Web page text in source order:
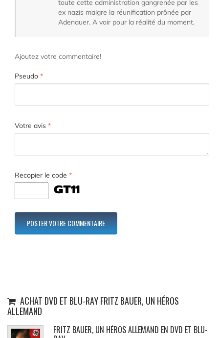
toute cette administration gangrenée par les
ex nazis malgre la réunification prônée par
Adenauer. A voir pour la réalité du moment.
Ajoutez votre commentaire!
Pseudo *
Votre avis *
Recopier le code *
ACHAT DVD ET BLU-RAY FRITZ BAUER, UN HÉROS
ALLEMAND
FRITZ BAUER, UN HÉROS ALLEMAND EN DVD ET BLU-